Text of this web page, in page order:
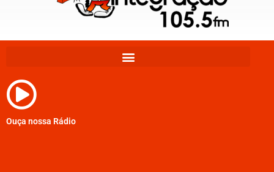
Ouça nossa Rádio